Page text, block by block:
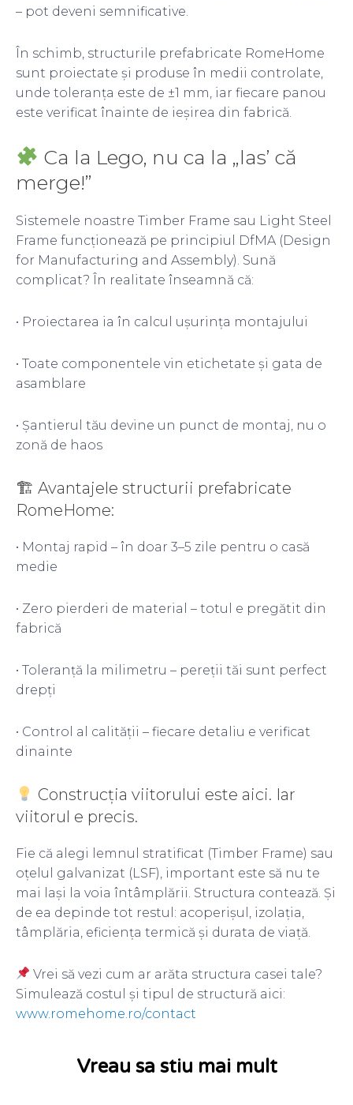
– pot deveni semnificative.
În schimb, structurile prefabricate RomeHome
sunt proiectate și produse în medii controlate,
unde toleranța este de ±1 mm, iar fiecare panou
este verificat înainte de ieșirea din fabrică.
Ca la Lego, nu ca la „las’ că
merge!”
Sistemele noastre Timber Frame sau Light Steel
Frame funcționează pe principiul DfMA (Design
for Manufacturing and Assembly). Sună
complicat? În realitate înseamnă că:
• Proiectarea ia în calcul ușurința montajului
• Toate componentele vin etichetate și gata de
asamblare
• Șantierul tău devine un punct de montaj, nu o
zonă de haos
🏗 Avantajele structurii prefabricate
RomeHome:
• Montaj rapid – în doar 3–5 zile pentru o casă
medie
• Zero pierderi de material – totul e pregătit din
fabrică
• Toleranță la milimetru – pereții tăi sunt perfect
drepți
• Control al calității – fiecare detaliu e verificat
dinainte
Construcția viitorului este aici. Iar
viitorul e precis.
Fie că alegi lemnul stratificat (Timber Frame) sau
oțelul galvanizat (LSF), important este să nu te
mai lași la voia întâmplării. Structura contează. Și
de ea depinde tot restul: acoperișul, izolația,
tâmplăria, eficiența termică și durata de viață.
Vrei să vezi cum ar arăta structura casei tale?
Simulează costul și tipul de structură aici:
www.romehome.ro/contact
Vreau sa stiu mai mult